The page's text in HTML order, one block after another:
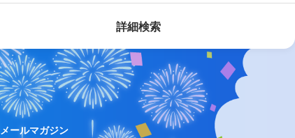
詳細検索
メールマガジン